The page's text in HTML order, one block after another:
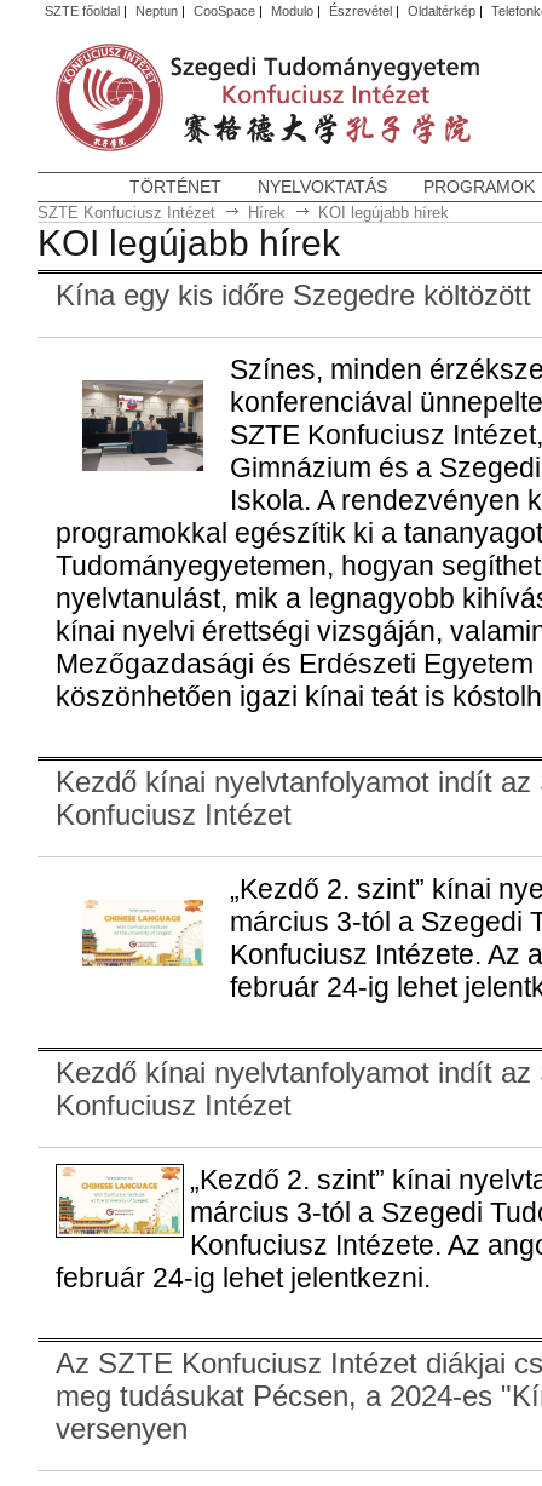
SZTE főoldal| Neptun| CooSpace| Modulo| Észrevétel| Oldaltérkép|
TÖRTÉNET NYELVOKTATÁS PROGRAMOK
SZTE Konfuciusz Intézet Hírek KOI legújabb hírek
KOI legújabb hírek
Kína egy kis időre Szegedre költözött
Színes, minden
konferenciával
SZTE Konfuciusz
Gimnázium és a
Iskola. A rendezvényen
programokkal egészítik ki a
Tudományegyetemen, hogyan
nyelvtanulást, mik a legnagyobb
kínai nyelvi érettségi vizsgáján,
Mezőgazdasági és Erdészeti
köszönhetően igazi kínai teát is
Kezdő kínai nyelvtanfolyamot indít az
Konfuciusz Intézet
„Kezdő 2. szint” kínai
március 3-tól a Szegedi
Konfuciusz Intézete. Az
február 24-ig lehet
Kezdő kínai nyelvtanfolyamot indít az
Konfuciusz Intézet
„Kezdő 2. szint” kínai
március 3-tól a Szegedi
Konfuciusz Intézete. Az
február 24-ig lehet jelentkezni.
Az SZTE Konfuciusz Intézet diákjai
meg tudásukat Pécsen, a 2024-es
versenyen